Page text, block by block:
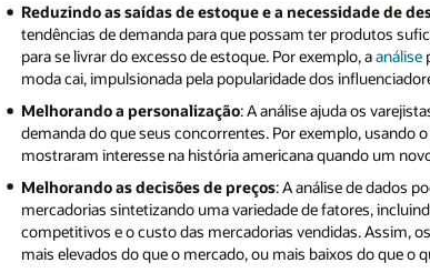
Reduzindo as saídas de estoque e a necessidade de
tendências de demanda para que possam ter produtos
para se livrar do excesso de estoque. Por exemplo, aanálise
moda cai, impulsionada pela popularidade dos
Melhorando a personalização: A análise ajuda os
demanda do que seus concorrentes. Por exemplo, usando
mostraram interesse na história americana quando um
Melhorando as decisões de preços: A análise de dados
mercadorias sintetizando uma variedade de fatores,
competitivos e o custo das mercadorias vendidas. Assim,
mais elevados do que o mercado, ou mais baixos do que o